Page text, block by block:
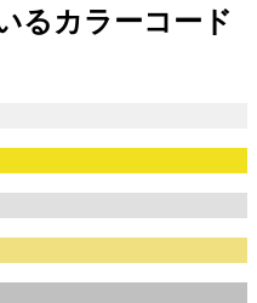
るカラーコード